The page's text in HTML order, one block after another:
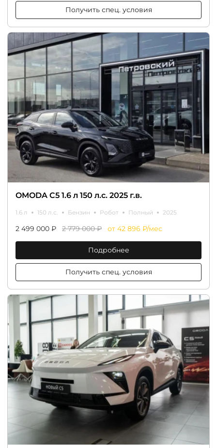
Получить спец. условия
OMODA C5 1.6 л 150 л.с. 2025 г.в.
1.6 л 150 л.с. Бензин Робот Полный 2025
2 499 000 ₽ 2 779 000 ₽ от 42 896 ₽/мес
Подробнее
Получить спец. условия